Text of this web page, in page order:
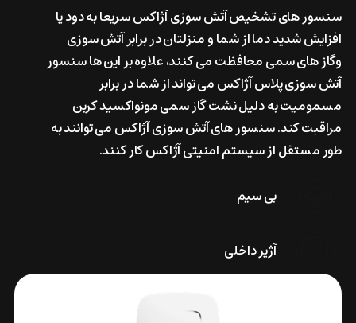
سنسور های تشخیص آتش سوزی آژاکس سریعا به دود یا
افزایش شدید دما از شما و منزلتان در برابر آتش سوزی
وگاز های سمی محافظت می کنند، علاوه بر این ها سنسور
آتش سوزی پلاس آژاکس می تواند از شما در برابر
مسمومیت به دلیل نشت گاز سمی مونواکسید کربن
مراقبت کند. سنسور های آتش سوزی آژاکس می توانند به
طور مستقل از سیستم امنیتی آژاکس کار کنند.
بی سیم
آژیر داخلی